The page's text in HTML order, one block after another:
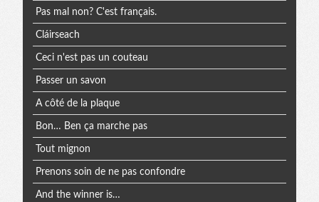
Pas mal non? C'est français.
Cláirseach
Ceci n'est pas un couteau
Passer un savon
A côté de la plaque
Bon… Ben ça marche pas
Tout mignon
Prenons soin de ne pas confondre
And the winner is…